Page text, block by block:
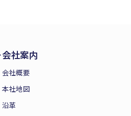
会社案内
会社概要
本社地図
沿革